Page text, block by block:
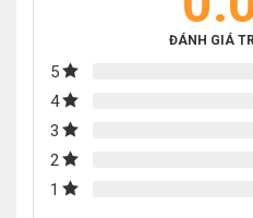
ĐÁNH GIÁ
5
4
3
2
1